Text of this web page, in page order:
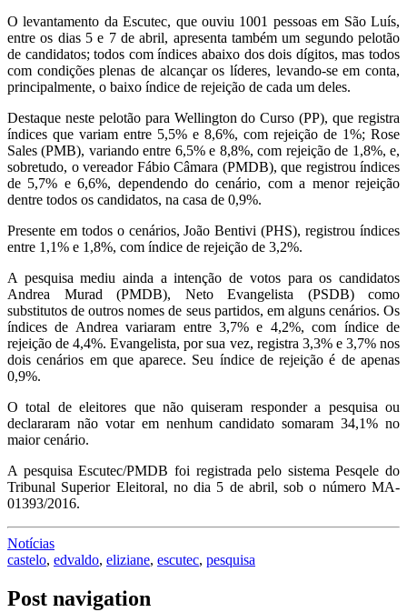
O levantamento da Escutec, que ouviu 1001 pessoas em São Luís,
entre os dias 5 e 7 de abril, apresenta também um segundo pelotão
de candidatos; todos com índices abaixo dos dois dígitos, mas todos
com condições plenas de alcançar os líderes, levando-se em conta,
principalmente, o baixo índice de rejeição de cada um deles.
Destaque neste pelotão para Wellington do Curso (PP), que registra
índices que variam entre 5,5% e 8,6%, com rejeição de 1%; Rose
Sales (PMB), variando entre 6,5% e 8,8%, com rejeição de 1,8%, e,
sobretudo, o vereador Fábio Câmara (PMDB), que registrou índices
de 5,7% e 6,6%, dependendo do cenário, com a menor rejeição
dentre todos os candidatos, na casa de 0,9%.
Presente em todos o cenários, João Bentivi (PHS), registrou índices
entre 1,1% e 1,8%, com índice de rejeição de 3,2%.
A pesquisa mediu ainda a intenção de votos para os candidatos
Andrea Murad (PMDB), Neto Evangelista (PSDB) como
substitutos de outros nomes de seus partidos, em alguns cenários. Os
índices de Andrea variaram entre 3,7% e 4,2%, com índice de
rejeição de 4,4%. Evangelista, por sua vez, registra 3,3% e 3,7% nos
dois cenários em que aparece. Seu índice de rejeição é de apenas
0,9%.
O total de eleitores que não quiseram responder a pesquisa ou
declararam não votar em nenhum candidato somaram 34,1% no
maior cenário.
A pesquisa Escutec/PMDB foi registrada pelo sistema Pesqele do
Tribunal Superior Eleitoral, no dia 5 de abril, sob o número MA-
01393/2016.
Notícias
castelo, edvaldo, eliziane, escutec, pesquisa
Post navigation